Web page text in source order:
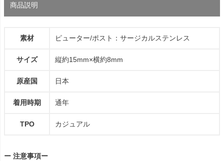
商品説明
素材 ピューター/ポスト：サージカルステンレス
サイズ 縦約15mm×横約8mm
原産国 日本
着用時期 通年
TPO カジュアル
ー 注意事項ー